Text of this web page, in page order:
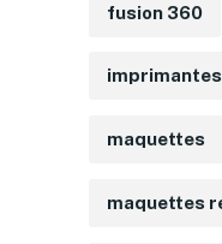
fusion 360
maquettes
maquettes